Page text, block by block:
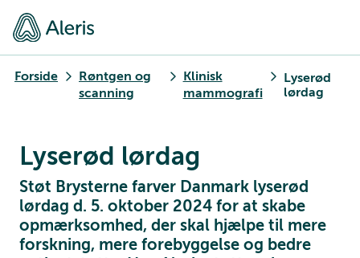
Forside
Røntgen og
scanning
Klinisk
mammografi
Lyserød
lørdag
Lyserød lørdag
Støt Brysterne farver Danmark lyserød
lørdag d. 5. oktober 2024 for at skabe
opmærksomhed, der skal hjælpe til mere
forskning, mere forebyggelse og bedre